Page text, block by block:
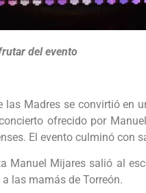
del evento
las Madres se convirtió en
ofrecido por
El evento culminó con
Manuel Mijares salió al
las mamás de Torreón.